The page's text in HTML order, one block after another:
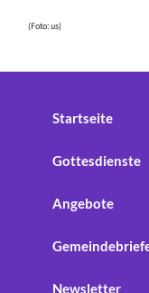
(Foto: us)
Startseite
Gottesdienste
Angebote
Newsletter